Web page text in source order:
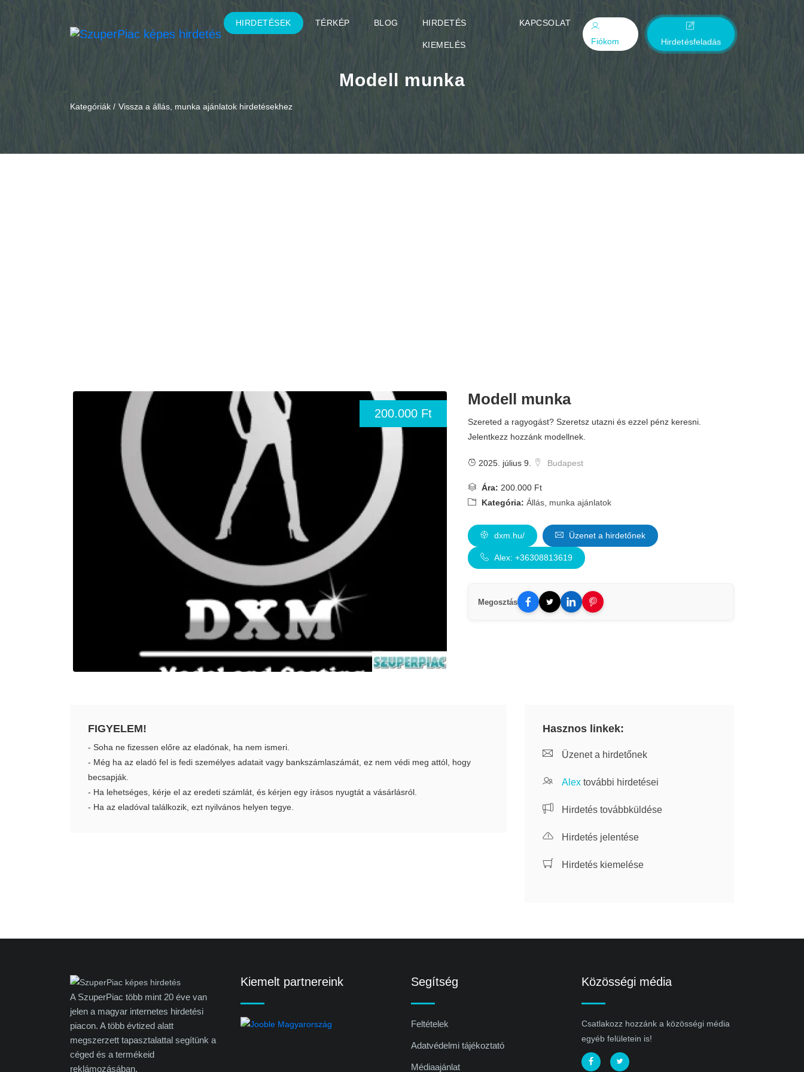
HIRDETÉSEK TÉRKÉP BLOG HIRDETÉS
KIEMELÉS
KAPCSOLAT
Fiókom
Hirdetésfeladás
Modell munka
Kategóriák / Vissza a állás, munka ajánlatok hirdetésekhez
200.000 Ft
Modell munka
Szereted a ragyogást? Szeretsz utazni és ezzel pénz keresni.
Jelentkezz hozzánk modellnek.
2025. július 9. Budapest
Ára: 200.000 Ft
Kategória: Állás, munka ajánlatok
dxm.hu/ Üzenet a hirdetőnek
Alex: +36308813619
Megosztás
FIGYELEM!
- Soha ne fizessen előre az eladónak, ha nem ismeri.
- Még ha az eladó fel is fedi személyes adatait vagy bankszámlaszámát, ez nem védi meg attól, hogy
becsapják.
- Ha lehetséges, kérje el az eredeti számlát, és kérjen egy írásos nyugtát a vásárlásról.
- Ha az eladóval találkozik, ezt nyilvános helyen tegye.
Hasznos linkek:
Üzenet a hirdetőnek
Alex további hirdetései
Hirdetés továbbküldése
Hirdetés jelentése
Hirdetés kiemelése
A SzuperPiac több mint 20 éve van
jelen a magyar internetes hirdetési
piacon. A több évtized alatt
megszerzett tapasztalattal segítünk a
céged és a termékeid
reklámozásában.
Kiemelt partnereink Segítség
Feltételek
Adatvédelmi tájékoztató
Médiaajánlat
Közösségi média
Csatlakozz hozzánk a közösségi média
egyéb felületein is!